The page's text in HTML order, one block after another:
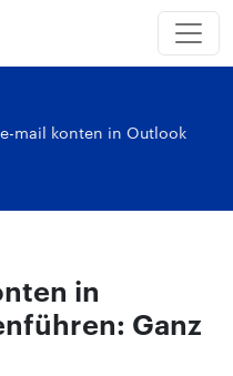
mail konten in Outlook
in
Ganz